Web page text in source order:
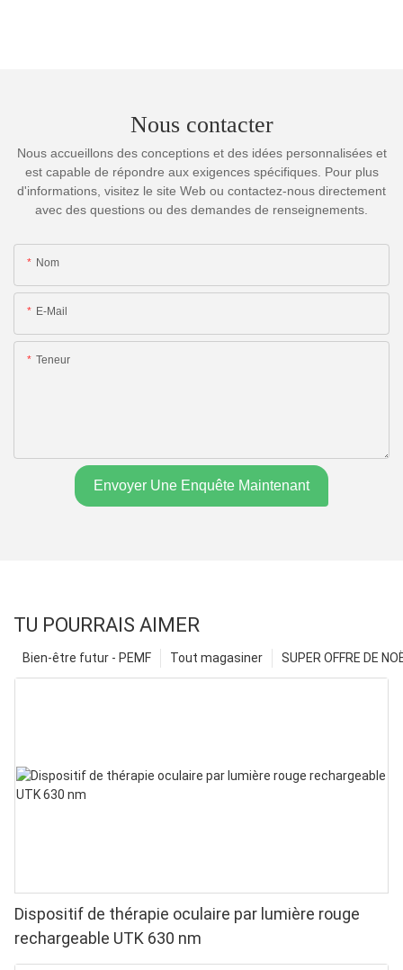
Nous contacter
Nous accueillons des conceptions et des idées personnalisées et
est capable de répondre aux exigences spécifiques. Pour plus
d'informations, visitez le site Web ou contactez-nous directement
avec des questions ou des demandes de renseignements.
Nom
E-Mail
Teneur
Envoyer Une Enquête Maintenant
TU POURRAIS AIMER
SUPER OFFRE DE
Tout magasiner
Bien-être futur - PEMF
Dispositif de thérapie oculaire par lumière rouge
rechargeable UTK 630 nm